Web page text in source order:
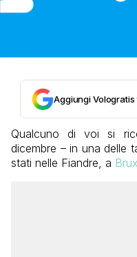
Aggiungi
Qualcuno di voi si
dicembre – in una delle
stati nelle Fiandre, a